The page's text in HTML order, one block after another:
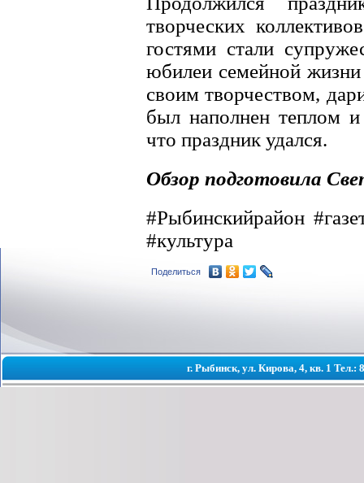
творческих
гостями стали
юбилеи семейной
своим творчеством,
был наполнен теплом
что праздник удался.
Обзор подготовила
#Рыбинскийрайон
#культура
Поделиться
г. Рыбинск, ул. Кирова, 4, кв. 1 Тел.: